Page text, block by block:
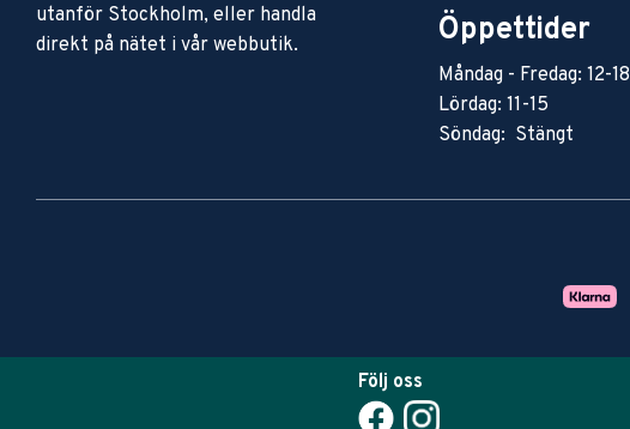
utanför Stockholm, eller handla
direkt på nätet i vår webbutik.
Öppettider
Måndag - Fredag: 12-18
Lördag: 11-15
Söndag: Stängt
Följ oss